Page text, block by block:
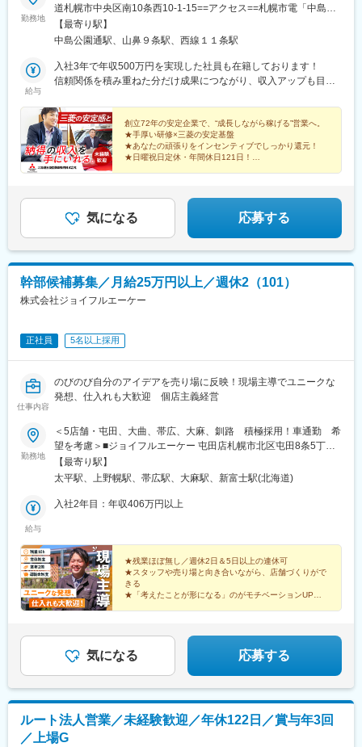
勤務地
道札幌市中央区南10条西10-1-15==アクセス==札幌市電「中島公
園通駅」より徒歩10分※受動喫煙対策：屋内全面禁煙
【最寄り駅】
中島公園通駅、山鼻９条駅、西線１１条駅
給与
入社3年で年収500万円を実現した社員も在籍しております！
信頼関係を積み重ねた分だけ成果につながり、収入アップも目指
創立72年の安定企業で、“成長しながら稼げる”営業へ。
★手厚い研修×三菱の安定基盤
★あなたの頑張りをインセンティブでしっかり還元！
★日曜祝日定休・年間休日121日！
気になる 応募する
幹部候補募集／月給25万円以上／週休2（101）
株式会社ジョイフルエーケー
正社員 5名以上採用
仕事内容
のびのび自分のアイデアを売り場に反映！現場主導でユニークな
発想、仕入れも大歓迎 個店主義経営
勤務地
＜5店舗・屯田、大曲、帯広、大麻、釧路 積極採用！車通勤 希
望を考慮＞■ジョイフルエーケー 屯田店札幌市北区屯田8条5丁目
5-1（地下鉄南北線麻生駅より、中央バス【麻08】「屯田8条3丁
目」下車）■ジョイフルエーケー 大曲店北広島市大曲工業団地7丁
「ジョイフルエーケー」下車）■ジョイフルエーケー 帯広店帯広
江別市大麻198番3（JR大麻駅よりＪＲバス【米里線8】「宮町
西」下車）■ジョイフルエーケー 釧路店釧路市鳥取南４丁目４番
地12号（昨年7月にオープンしました）（根室本線 新富士駅
徒歩12分）※ホームページにも詳細情報をご紹介しています※受動
喫煙対策：原則屋内禁煙（屋外喫煙所設置）
【最寄り駅】
太平駅、上野幌駅、帯広駅、大麻駅、新富士駅(北海道)
給与
入社2年目：年収406万円以上
★残業ほぼ無し／週休2日＆5日以上の連休可
★スタッフや売り場と向き合いながら、店舗づくりがで
きる
★「考えたことが形になる」のがモチベーションUP！
気になる 応募する
ルート法人営業／未経験歓迎／年休122日／賞与年3回
／上場G